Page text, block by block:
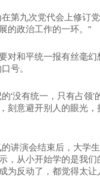
第九次党代会上修订
的政治工作的一环。”
对和平统一报有丝毫幻
号。
‘没有统一，只有占领’
刻意避开别人的眼光
讲演会结束后，大学
，从小开始学的是我们
为反动了，都觉得太让